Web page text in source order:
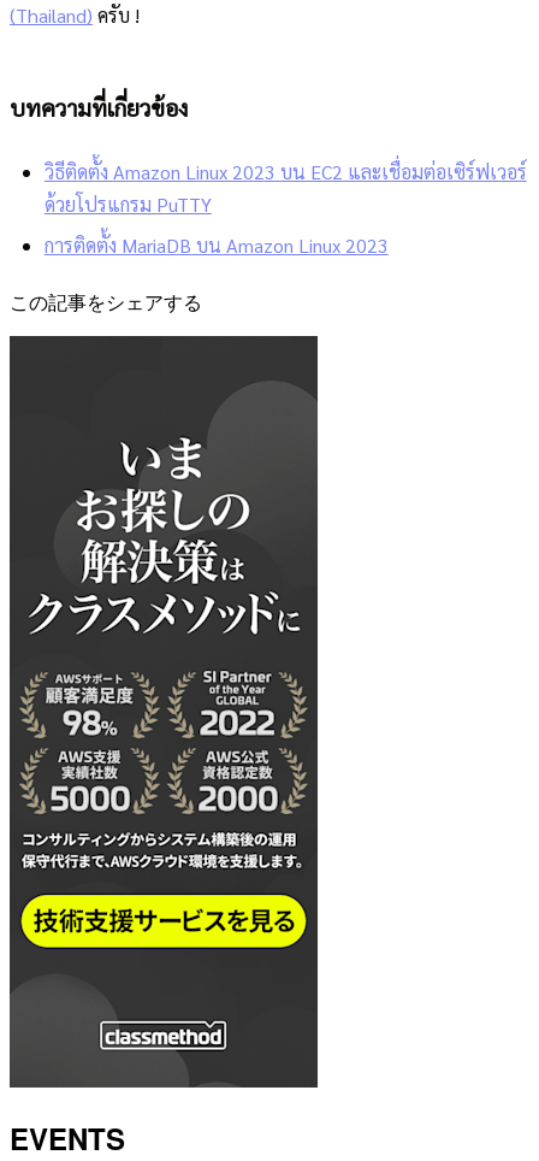
(Thailand) ครับ !
บทความที่เกี่ยวข้อง
วิธีติดตั้ง Amazon Linux 2023 บน EC2 และเชื่อมต่อเซิร์ฟเวอร์
ด้วยโปรแกรม PuTTY
การติดตั้ง MariaDB บน Amazon Linux 2023
この記事をシェアする
EVENTS